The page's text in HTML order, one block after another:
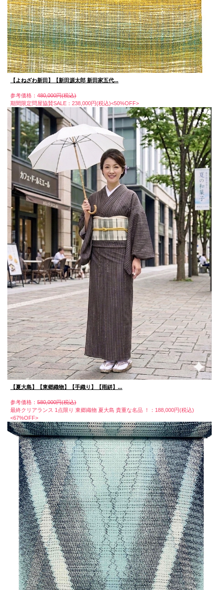
【よねざわ新田】【新田源太郎 新田家五代...
参考価格：480,000円(税込)
期間限定問屋協賛SALE：238,000円(税込)<50%OFF>
【夏大島】【東郷織物】【手織り】【雨絣】...
参考価格：580,000円(税込)
最終クリアランス 1点限り 東郷織物 夏大島 貴重な名品 ！：188,000円(税込)
<67%OFF>